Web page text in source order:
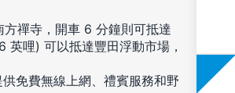
禪寺，開車 6 分鐘則可抵達
哩) 可以抵達豐田浮動市場，
免費無線上網、禮賓服務和野